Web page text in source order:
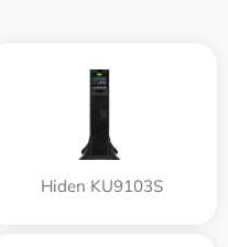
Hiden KU9103S